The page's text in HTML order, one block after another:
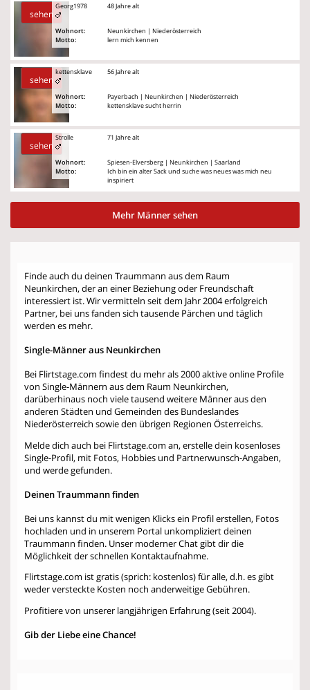
sehen
Georg1978
Wohnort:
Motto:
48 Jahre alt
Neunkirchen | Niederösterreich
lern mich kennen
sehen
kettensklave
Wohnort:
Motto:
56 Jahre alt
Payerbach | Neunkirchen | Niederösterreich
kettensklave sucht herrin
sehen
Strolle
Wohnort:
Motto:
71 Jahre alt
Spiesen-Elversberg | Neunkirchen | Saarland
Ich bin ein alter Sack und suche was neues was mich neu
inspiriert
Mehr Männer sehen
Finde auch du deinen Traummann aus dem Raum
Neunkirchen, der an einer Beziehung oder Freundschaft
interessiert ist. Wir vermitteln seit dem Jahr 2004 erfolgreich
Partner, bei uns fanden sich tausende Pärchen und täglich
werden es mehr.
Single-Männer aus Neunkirchen
Bei Flirtstage.com findest du mehr als 2000 aktive online Profile
von Single-Männern aus dem Raum Neunkirchen,
darüberhinaus noch viele tausend weitere Männer aus den
anderen Städten und Gemeinden des Bundeslandes
Niederösterreich sowie den übrigen Regionen Österreichs.
Melde dich auch bei Flirtstage.com an, erstelle dein kosenloses
Single-Profil, mit Fotos, Hobbies und Partnerwunsch-Angaben,
und werde gefunden.
Deinen Traummann finden
Bei uns kannst du mit wenigen Klicks ein Profil erstellen, Fotos
hochladen und in unserem Portal unkompliziert deinen
Traummann finden. Unser moderner Chat gibt dir die
Möglichkeit der schnellen Kontaktaufnahme.
Flirtstage.com ist gratis (sprich: kostenlos) für alle, d.h. es gibt
weder versteckte Kosten noch anderweitige Gebühren.
Profitiere von unserer langjährigen Erfahrung (seit 2004).
Gib der Liebe eine Chance!